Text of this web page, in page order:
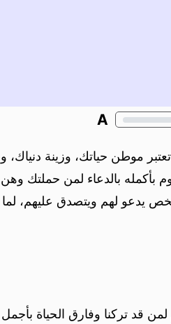
A
موطن حياتك، وزينة دنياك،
بأكمله بالدعاء لمن حملتك
شخص يدعو لهم ويتصدق عليهم،
لمن قد تركنا وفارق الحياة